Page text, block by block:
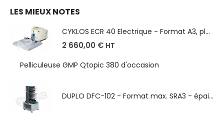
LES MIEUX NOTES
CYKLOS ECR 40 Electrique - Format A3, plusieurs unités coupe
2 660,00 € HT
Pelliculeuse GMP Qtopic 380 d'occasion
DUPLO DFC-102 - Format max. SRA3 - épaisseur de 50 à 130g/m